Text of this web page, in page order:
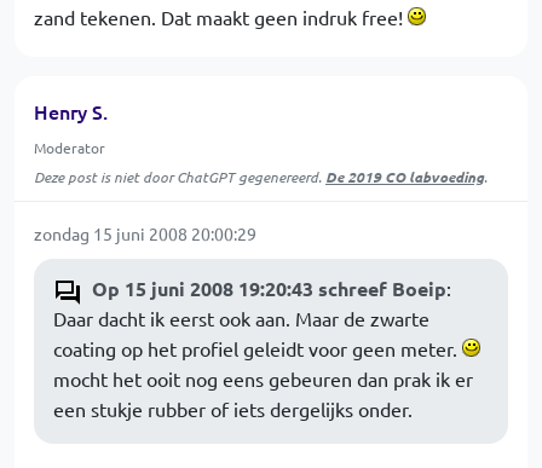
zand tekenen. Dat maakt geen indruk free!
Henry S.
Moderator
Deze post is niet door ChatGPT gegenereerd. De 2019 CO labvoeding.
zondag 15 juni 2008 20:00:29
Op 15 juni 2008 19:20:43 schreef Boeip:
Daar dacht ik eerst ook aan. Maar de zwarte
coating op het profiel geleidt voor geen meter.
mocht het ooit nog eens gebeuren dan prak ik er
een stukje rubber of iets dergelijks onder.